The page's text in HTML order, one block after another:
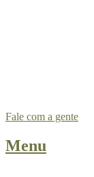
Fale com a gente
Menu